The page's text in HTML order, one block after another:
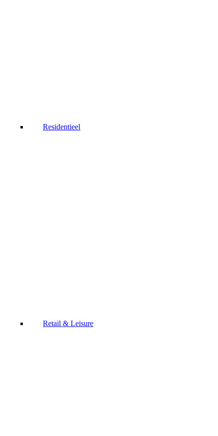
Residentieel
Retail & Leisure